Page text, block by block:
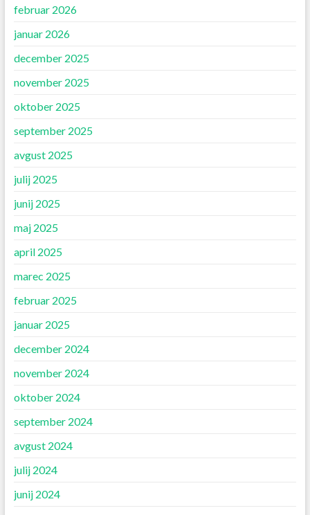
februar 2026
januar 2026
december 2025
november 2025
oktober 2025
september 2025
avgust 2025
julij 2025
junij 2025
maj 2025
april 2025
marec 2025
februar 2025
januar 2025
december 2024
november 2024
oktober 2024
september 2024
avgust 2024
julij 2024
junij 2024